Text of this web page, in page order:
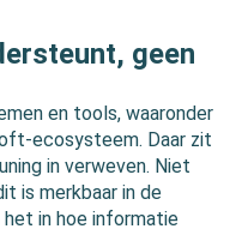
geen
en tools, waaronder
ecosysteem. Daar zit
in verweven. Niet
is merkbaar in de
het in hoe informatie